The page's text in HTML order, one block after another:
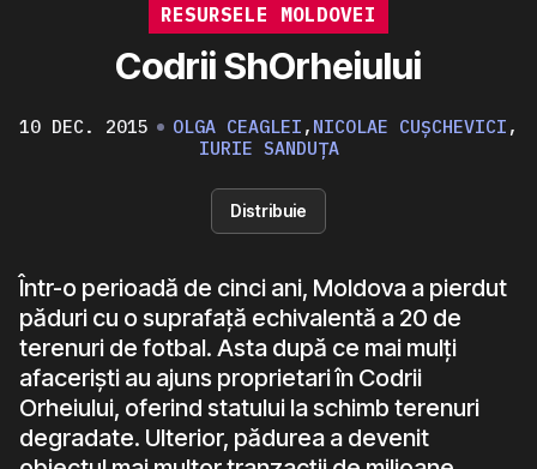
RESURSELE MOLDOVEI
Codrii ShOrheiului
10 DEC. 2015 OLGA CEAGLEI , NICOLAE CUȘCHEVICI ,
IURIE SANDUȚA
Distribuie
Într-o perioadă de cinci ani, Moldova a pierdut
păduri cu o suprafață echivalentă a 20 de
terenuri de fotbal. Asta după ce mai mulți
afaceriști au ajuns proprietari în Codrii
Orheiului, oferind statului la schimb terenuri
degradate. Ulterior, pădurea a devenit